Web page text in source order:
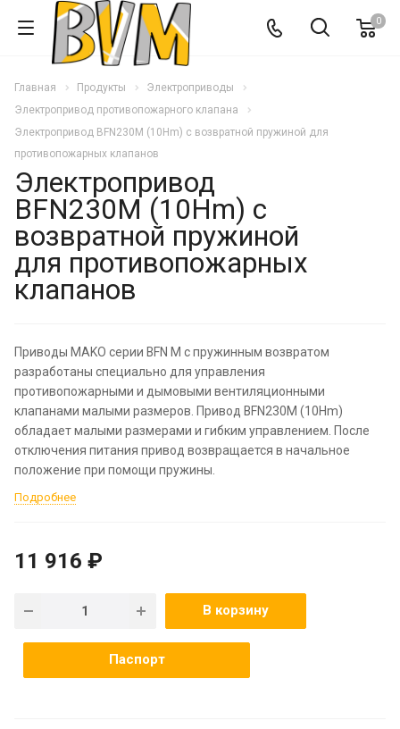
0
Главная Продукты
Электроприводы
Электропривод противопожарного клапана
Электропривод BFN230M (10Hm) с возвратной пружиной для
противопожарных клапанов
Электропривод
BFN230M (10Hm) с
возвратной пружиной
для противопожарных
клапанов
Приводы MAKO серии BFN M с пружинным возвратом
разработаны специально для управления
противопожарными и дымовыми вентиляционными
клапанами малыми размеров. Привод BFN230M (10Hm)
обладает малыми размерами и гибким управлением. После
отключения питания привод возвращается в начальное
положение при помощи пружины.
Подробнее
11 916 ₽
В корзину
Паспорт